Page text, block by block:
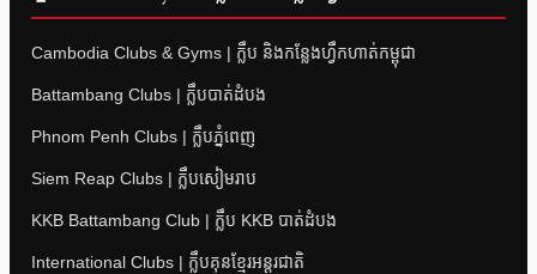
Cambodia Clubs & Gyms | ក្លឹប និងកន្លែងហ្វឹកហាត់កម្ពុជា
Battambang Clubs | ក្លឹបបាត់ដំបង
Phnom Penh Clubs | ក្លឹបភ្នំពេញ
Siem Reap Clubs | ក្លឹបសៀមរាប
KKB Battambang Club | ក្លឹប KKB បាត់ដំបង
International Clubs | ក្លឹបគុនខ្មែរអន្តរជាតិ